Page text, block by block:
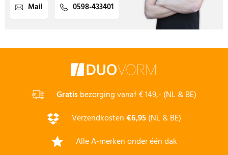
Mail 0598-433401
Gratisbezorging vanaf € 149,- (NL & BE)
Verzendkosten€6,95(NL & BE)
Alle A-merken onder één dak